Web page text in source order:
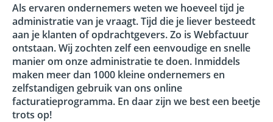
Als ervaren ondernemers weten we hoeveel tijd je
administratie van je vraagt. Tijd die je liever besteedt
aan je klanten of opdrachtgevers. Zo is Webfactuur
ontstaan. Wij zochten zelf een eenvoudige en snelle
manier om onze administratie te doen. Inmiddels
maken meer dan 1000 kleine ondernemers en
zelfstandigen gebruik van ons online
facturatieprogramma. En daar zijn we best een beetje
trots op!